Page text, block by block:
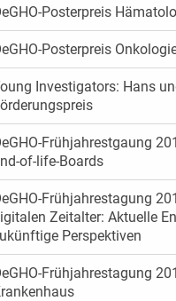
Posterpreis
Posterpreis
Investigators: Hans
Frühjahrestgaung
of-life-Boards
Frühjahrestagung
Zeitalter: Aktuelle
Perspektiven
Frühjahrestagung